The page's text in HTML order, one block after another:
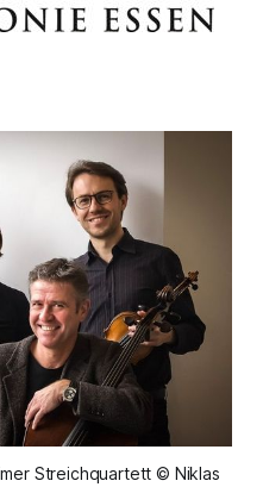
Streichquartett © Niklas